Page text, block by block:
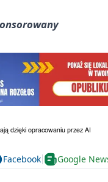
Facebook Google